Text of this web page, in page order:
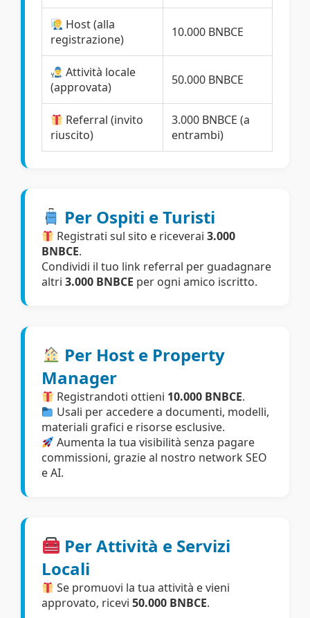
Host (alla
registrazione)
10.000 BNBCE
Attività locale
(approvata)
50.000 BNBCE
Referral (invito
riuscito)
3.000 BNBCE (a
entrambi)
Per Ospiti e Turisti
Registrati sul sito e riceverai3.000
BNBCE.
Condividi il tuo link referral per guadagnare
altri 3.000 BNBCE per ogni amico iscritto.
Per Host e Property
Manager
Registrandoti ottieni 10.000 BNBCE.
Usali per accedere a documenti, modelli,
materiali grafici e risorse esclusive.
Aumenta la tua visibilità senza pagare
commissioni, grazie al nostro network SEO
e AI.
Per Attività e Servizi
Locali
Se promuovi la tua attività e vieni
approvato, ricevi 50.000 BNBCE.